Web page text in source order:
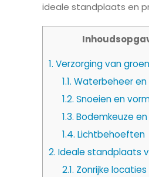
ideale standplaats en
1. Verzorging van
1.1. Waterbeheer
1.2. Snoeien en
1.3. Bodemkeuze
1.4. Lichtbehoeften
2. Ideale standplaats
2.1. Zonrijke locaties